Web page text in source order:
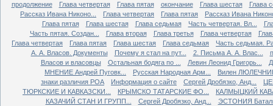
продолжение
Глава четвертая Глава пятая окончание Глава шестая
Глава
Рассказ Ивана Никоно...
Глава четвертая Глава пятая
Рассказ Ивана
Глава пятая
Глава шестая Глава седьмая Часть четвертая. Вл...
Часть пятая. Создан...
Глава вторая Глава третья Глава четвертая
Глава четвертая
Глава пятая Глава шестая Глава седьмая
Часть седьмая.
А. А. Власов. Документы
Почему я стал на пут... 2. Письма А. А. Влас...
Власов и власовцы
Остальная бодяга по ... Левин Леонид Григорь...
МНЕНИЕ Андрей Пуговк...
Русская Народная Арм...
Вилен
знаки различия РОА
Информация о сайте Сергей Дробязко, Анд...
ТЮРКСКИЕ И КАВКАЗСКИ...
КРЫМСКО ТАТАРСКИЕ ФО...
КАЛМЫЦКИЙ
КАЗАЧИЙ СТАН И ГРУПП...
Сергей Дробязко, Анд...
ЭСТОНИЯ